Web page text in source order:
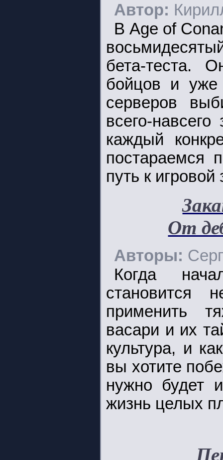
Автор:
В Age of
бета-теста.
бойцов и уже
серверов
всего-
каждый
постараемся
путь к игровой
От
Авторы:
Когда
становится
применить
васари и их
культура, и
вы хотите
нужно будет
жизнь целых